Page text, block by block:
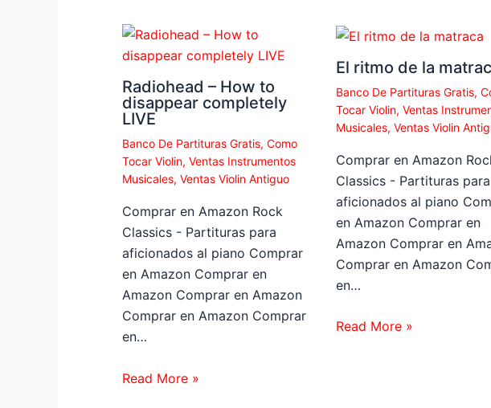
Radiohead – How to
disappear completely
LIVE
Banco De Partituras Gratis, Como
Tocar Violin, Ventas Instrumentos
Musicales, Ventas Violin Antiguo
Comprar en Amazon Rock
Classics - Partituras para
aficionados al piano Comprar
en Amazon Comprar en
Amazon Comprar en Amazon
Comprar en Amazon Comprar
en…
Read More »
El ritmo de la
Banco De Partituras Gratis,
Tocar Violin,Ventas
Musicales,Ventas Violin
Comprar en Amazon
Classics - Partituras para
aficionados al piano
en Amazon Comprar en
Amazon Comprar en
Comprar en Amazon
en…
Read More »